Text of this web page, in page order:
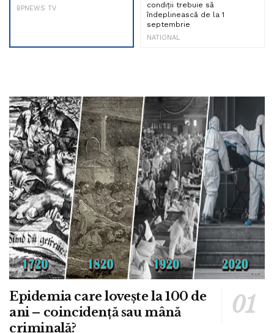
BPNEWS TV
condiții trebuie să
îndeplinească de la 1
septembrie
NATIONAL
Epidemia care lovește la 100 de
ani – coincidență sau mână
criminală?